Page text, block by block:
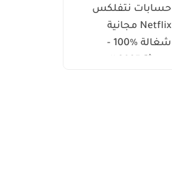
حسابات نتفلكس
Netflix مجانية
شغالة %100 -